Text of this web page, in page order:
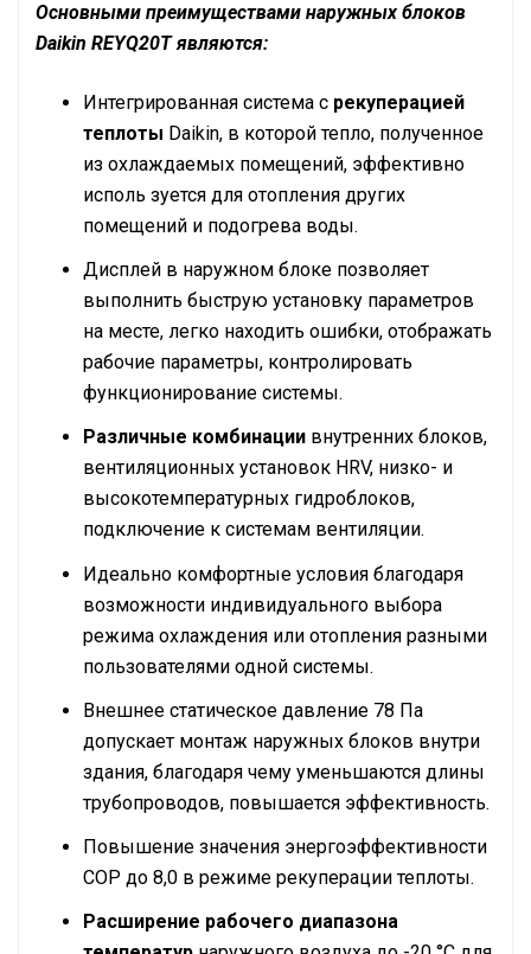
Основными преимуществами наружных блоков
Daikin REYQ20T являются:
Интегрированная система с рекуперацией
теплоты Daikin, в которой тепло, полученное
из охлаждаемых помещений, эффективно
исполь зуется для отопления других
помещений и подогрева воды.
Дисплей в наружном блоке позволяет
выполнить быструю установку параметров
на месте, легко находить ошибки, отображать
рабочие параметры, контролировать
функционирование системы.
Различные комбинации внутренних блоков,
вентиляционных установок HRV, низко- и
высокотемпературных гидроблоков,
подключение к системам вентиляции.
Идеально комфортные условия благодаря
возможности индивидуального выбора
режима охлаждения или отопления разными
пользователями одной системы.
Внешнее статическое давление 78 Па
допускает монтаж наружных блоков внутри
здания, благодаря чему уменьшаются длины
трубопроводов, повышается эффективность.
Повышение значения энергоэффективности
СОР до 8,0 в режиме рекуперации теплоты.
Расширение рабочего диапазона